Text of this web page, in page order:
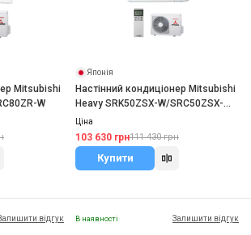
Mitsubishi
W
Японія
Настінний кондиціонер Mitsubishi
Heavy SRK50ZSX-W/SRC50ZSX-
W2(3)
Ціна
103 630 грн111 430 грн
Купити
відгук В наявності Залишити відгук